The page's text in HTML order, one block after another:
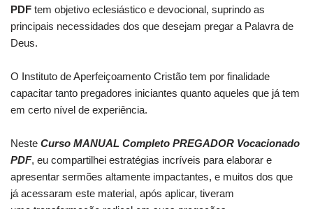
PDF tem objetivo eclesiástico e devocional, suprindo as
principais necessidades dos que desejam pregar a Palavra de
Deus.
O Instituto de Aperfeiçoamento Cristão tem por finalidade
capacitar tanto pregadores iniciantes quanto aqueles que já tem
em certo nível de experiência.
Neste Curso MANUAL Completo PREGADOR Vocacionado
PDF, eu compartilhei estratégias incríveis para elaborar e
apresentar sermões altamente impactantes, e muitos dos que
já acessaram este material, após aplicar, tiveram